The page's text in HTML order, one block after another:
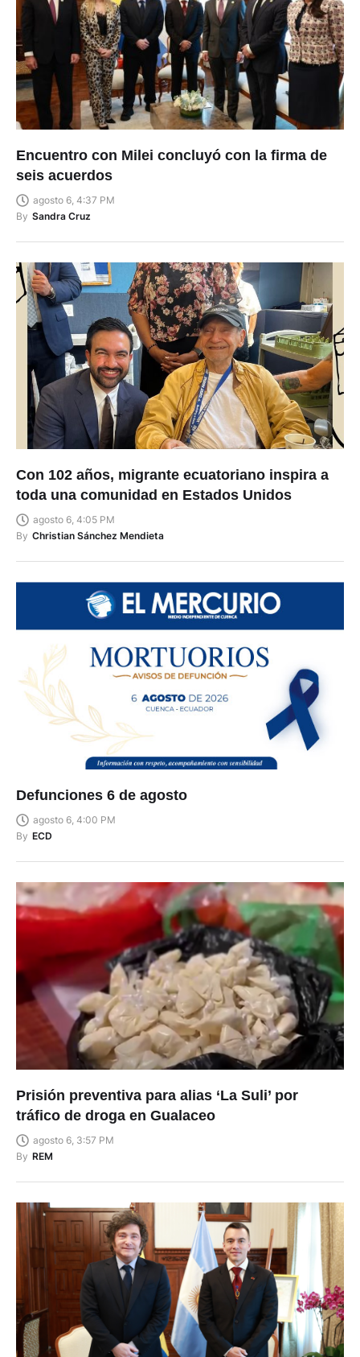
Encuentro con Milei concluyó con la firma de
seis acuerdos
agosto 6, 4:37 PM
By Sandra Cruz
Con 102 años, migrante ecuatoriano inspira a
toda una comunidad en Estados Unidos
agosto 6, 4:05 PM
By Christian Sánchez Mendieta
Defunciones 6 de agosto
agosto 6, 4:00 PM
By ECD
Prisión preventiva para alias ‘La Suli’ por
tráfico de droga en Gualaceo
agosto 6, 3:57 PM
By REM